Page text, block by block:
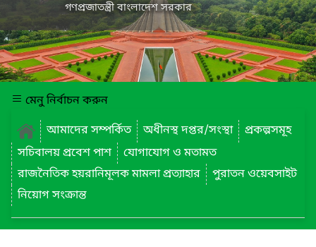
গণপ্রজাতন্ত্রী বাংলাদেশ সরকার
মেনু নির্বাচন করুন
আমাদের সম্পর্কিত
অধীনস্থ দপ্তর/সংস্থা
প্রকল্পসমূহ
সচিবালয় প্রবেশ পাশ
যোগাযোগ ও মতামত
রাজনৈতিক হয়রানিমূলক মামলা প্রত্যাহার
পুরাতন ওয়েবসাইট
নিয়োগ সংক্রান্ত